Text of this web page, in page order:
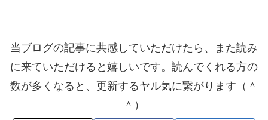
当ブログの記事に共感していただけたら、また読み
に来ていただけると嬉しいです。読んでくれる方の
数が多くなると、更新するヤル気に繋がります（＾
＾）